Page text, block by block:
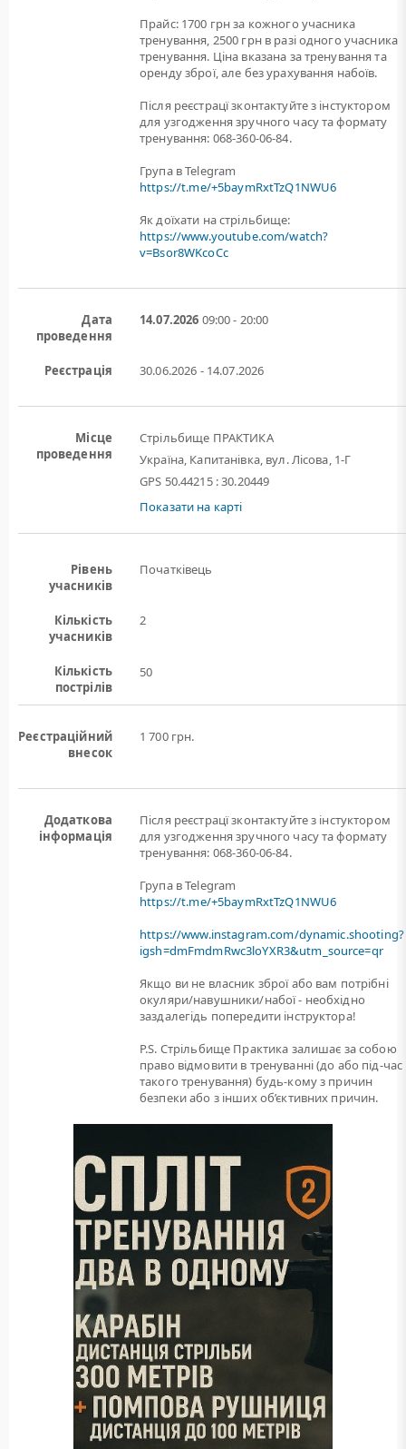
Прайс: 1700 грн за кожного учасника
тренування, 2500 грн в разі одного учасника
тренування. Ціна вказана за тренування та
оренду зброї, але без урахування набоїв.
Після реєстрацї зконтактуйте з інстуктором
для узгодження зручного часу та формату
тренування: 068-360-06-84.
Група в Telegram
https://t.me/+5baymRxtTzQ1NWU6
Як доїхати на стрільбище:
https://www.youtube.com/watch?
v=Bsor8WKcoCc
Дата
проведення
14.07.2026 09:00 - 20:00
Реєстрація 30.06.2026 - 14.07.2026
Місце
проведення
Стрільбище ПРАКТИКА
Україна, Капитанівка, вул. Лісова, 1-Г
GPS 50.44215 : 30.20449
Показати на карті
Рівень
учасників
Початківець
Кількість
учасників
2
Кількість
пострілів
50
Реєстраційний
внесок
1 700 грн.
Додаткова
інформація
Після реєстрацї зконтактуйте з інстуктором
для узгодження зручного часу та формату
тренування: 068-360-06-84.
Група в Telegram
https://t.me/+5baymRxtTzQ1NWU6
https://www.instagram.com/dynamic.shooting?
igsh=dmFmdmRwc3loYXR3&utm_source=qr
Якщо ви не власник зброї або вам потрiбнi
окуляри/навушники/набої - необхідно
заздалегідь попередити інструктора!
P.S. Стрільбище Практика залишає за собою
право відмовити в тренуванні (до або під-час
такого тренування) будь-кому з причин
безпеки або з інших об’єктивних причин.